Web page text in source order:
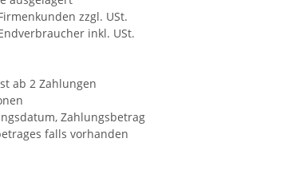
zzgl. USt.
inkl. USt.
ab 2 Zahlungen
Zahlungsbetrag
falls vorhanden